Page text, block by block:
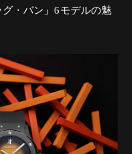
・バン」6モデルの魅